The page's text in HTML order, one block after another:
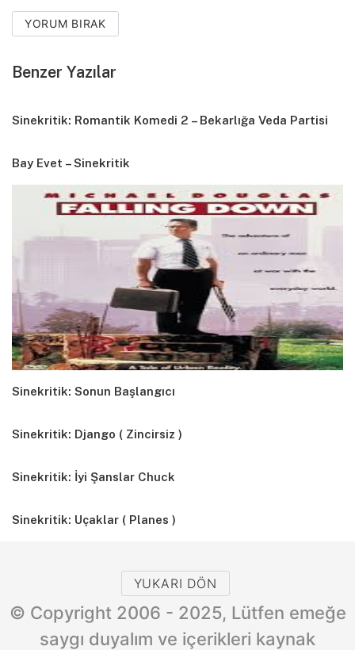
YORUM BIRAK
Benzer Yazılar
Sinekritik: Romantik Komedi 2 – Bekarlığa Veda Partisi
Bay Evet – Sinekritik
Sinekritik: Sonun Başlangıcı
Sinekritik: Django ( Zincirsiz )
Sinekritik: İyi Şanslar Chuck
Sinekritik: Uçaklar ( Planes )
YUKARI DÖN
© Copyright 2006 - 2025, Lütfen emeğe
saygı duyalım ve içerikleri kaynak